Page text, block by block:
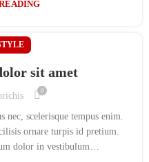
sit amet
0
scelerisque tempus enim.
ornare turpis id pretium.
dolor in vestibulum…